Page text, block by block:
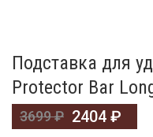
Подставка для
Protector Bar
3699₽ 2404 ₽